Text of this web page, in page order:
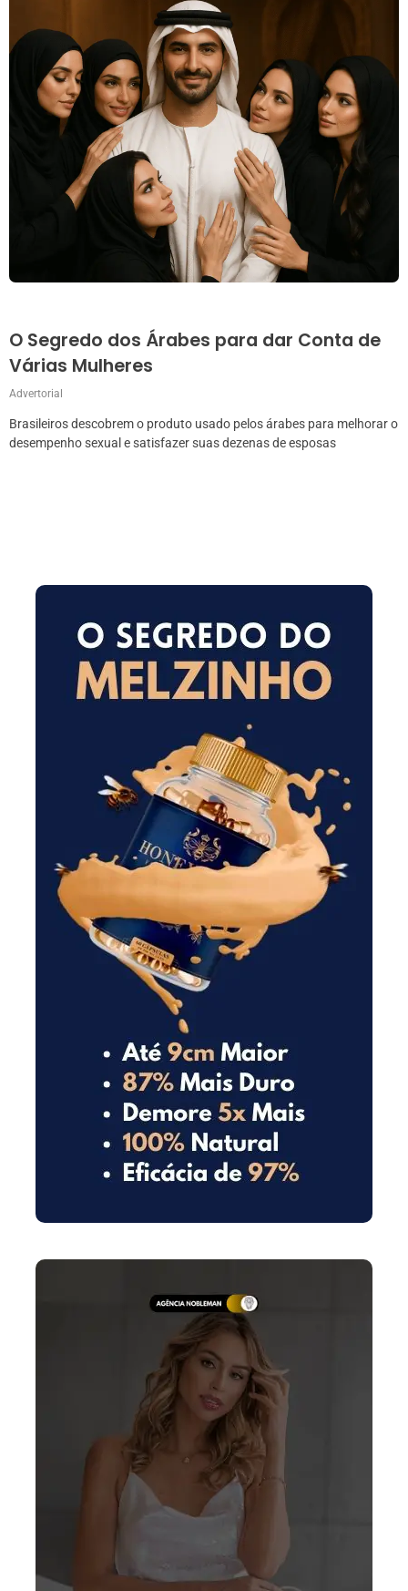
O Segredo dos Árabes para dar Conta de
Várias Mulheres
Advertorial
Brasileiros descobrem o produto usado pelos árabes para melhorar o
desempenho sexual e satisfazer suas dezenas de esposas